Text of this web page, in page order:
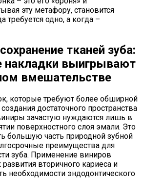
эту метафору, становится
требуется одно, а когда –
тканей зуба:
накладки выигрывают
вмешательстве
которые требуют более обширной
достаточного пространства
зачастую нуждаются лишь в
поверхностного слоя эмали. Это
большую часть природной зубной
преимущества для
зуба. Применение виниров
вторичного кариеса и
необходимости эндодонтического